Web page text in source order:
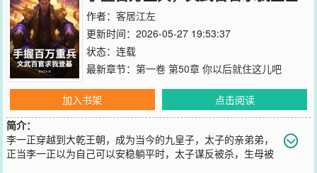
作者： 客居江左
更新时间：2026-05-27 19:53:37
状态：连载
最新章节： 第一卷 第50章 你以后就住这儿吧
加入书架
点击阅读
简介：
李一正穿越到大乾王朝，成为当今的九皇子，太子的亲弟弟，
正当李一正以为自己可以安稳躺平时，太子谋反被杀，生母被